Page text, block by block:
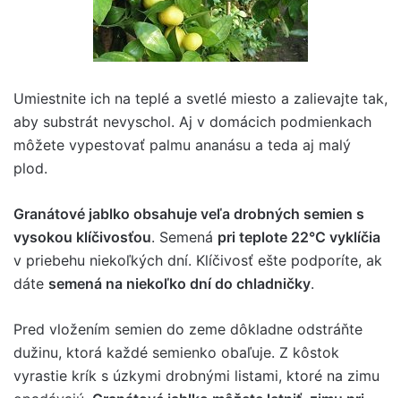
Umiestnite ich na teplé a svetlé miesto a zalievajte tak,
aby substrát nevyschol. Aj v domácich podmienkach
môžete vypestovať palmu ananásu a teda aj malý
plod.
Granátové jablko obsahuje veľa drobných semien s
vysokou klíčivosťou. Semená pri teplote 22°C vyklíčia
v priebehu niekoľkých dní. Klíčivosť ešte podporíte, ak
dáte semená na niekoľko dní do chladničky.
Pred vložením semien do zeme dôkladne odstráňte
dužinu, ktorá každé semienko obaľuje. Z kôstok
vyrastie krík s úzkymi drobnými listami, ktoré na zimu